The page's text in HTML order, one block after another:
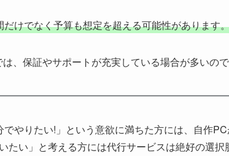
けでなく予算も想定を超える可能性があります
、保証やサポートが充実している場合が多いの
でやりたい!」という意欲に満ちた方には、自作
たい」と考える方には代行サービスは絶好の選択